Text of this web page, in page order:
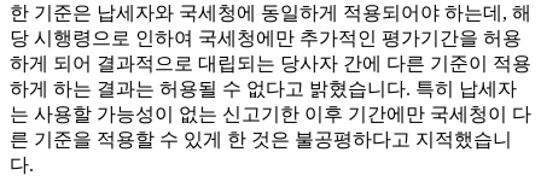
한 기준은 납세자와 국세청에 동일하게 적용되어야 하는데, 해
당 시행령으로 인하여 국세청에만 추가적인 평가기간을 허용
하게 되어 결과적으로 대립되는 당사자 간에 다른 기준이 적용
하게 하는 결과는 허용될 수 없다고 밝혔습니다. 특히 납세자
는 사용할 가능성이 없는 신고기한 이후 기간에만 국세청이 다
른 기준을 적용할 수 있게 한 것은 불공평하다고 지적했습니
다.